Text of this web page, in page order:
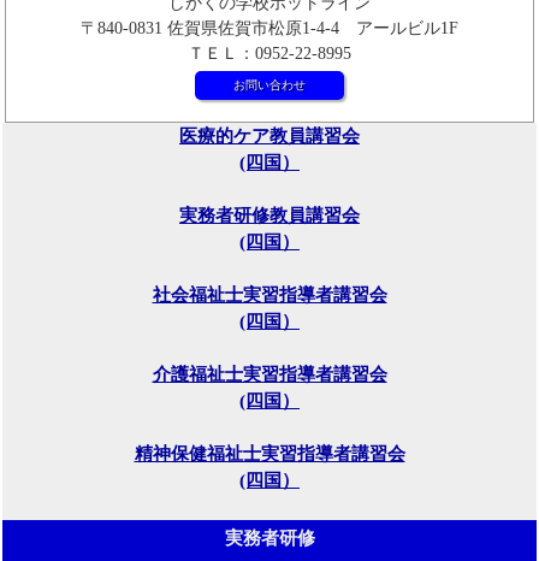
〒840-0831 佐賀県佐賀市松原1-4-4 アールビル1F
ＴＥＬ：0952-22-8995
お問い合わせ
医療的ケア教員講習会
(四国）
実務者研修教員講習会
(四国）
社会福祉士実習指導者講習会
(四国）
介護福祉士実習指導者講習会
(四国）
精神保健福祉士実習指導者講習会
(四国）
実務者研修